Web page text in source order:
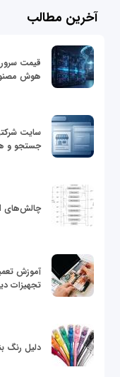
آخرین مطالب
هوش
سایت
جستجو و
چالش‌های RAM در Workloadهای محاسباتی HPC
آموزش
تجهیزات
دلیل رنگ